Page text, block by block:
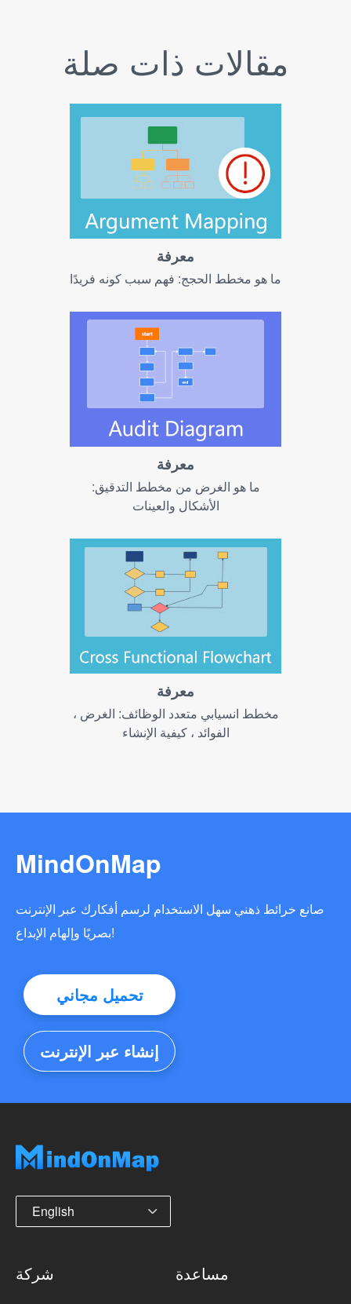
مقالات ذات صلة
معرفة
ما هو مخطط الحجج: فهم سبب كونه فريدًا
معرفة
ما هو الغرض من مخطط التدقيق:
الأشكال والعينات
معرفة
مخطط انسيابي متعدد الوظائف: الغرض ،
الفوائد ، كيفية الإنشاء
MindOnMap
صانع خرائط ذهني سهل الاستخدام لرسم أفكارك عبر الإنترنت
بصريًا وإلهام الإبداع!
تحميل مجاني
إنشاء عبر الإنترنت
English
شركة مساعدة